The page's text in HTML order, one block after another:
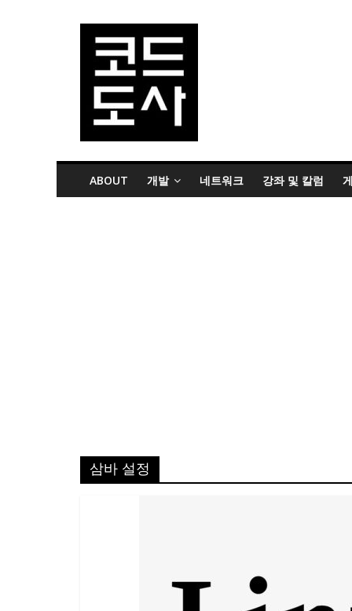
ABOUT 개발 네트워크 강좌 및 칼럼
삼바 설정